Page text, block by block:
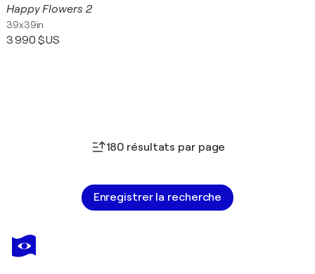
Happy Flowers 2
39x39in
3 990 $US
180 résultats par page
Enregistrer la recherche